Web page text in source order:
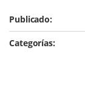
Publicado:
Categorías: